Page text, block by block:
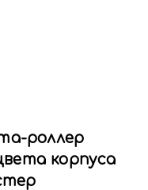
роллер
корпуса